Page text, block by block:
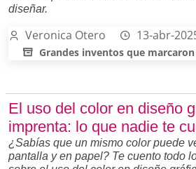
diseñar.
Veronica Otero 13-abr-
Grandes inventos que
El uso del color en diseño
imprenta: lo que nadie te
¿Sabías que un mismo color puede
pantalla y en papel? Te cuento todo